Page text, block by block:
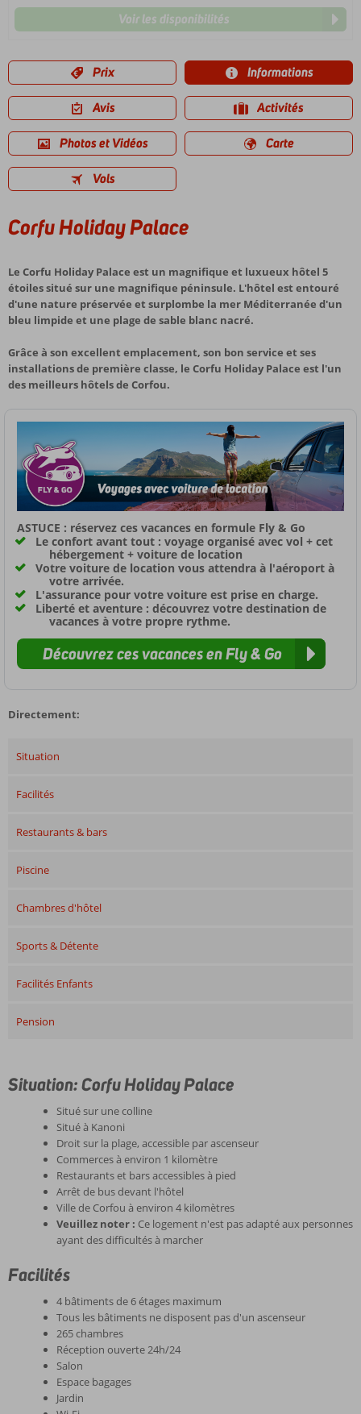
Voir les disponibilités
Prix Informations
Avis Activités
Photos et Vidéos Carte
Vols
Corfu Holiday Palace
Le Corfu Holiday Palace est un magnifique et luxueux hôtel 5
étoiles situé sur une magnifique péninsule. L'hôtel est entouré
d'une nature préservée et surplombe la mer Méditerranée d'un
bleu limpide et une plage de sable blanc nacré.
Grâce à son excellent emplacement, son bon service et ses
installations de première classe, le Corfu Holiday Palace est l'un
des meilleurs hôtels de Corfou.
ASTUCE : réservez ces vacances en formule Fly & Go
Le confort avant tout : voyage organisé avec vol + cet
hébergement + voiture de location
Votre voiture de location vous attendra à l'aéroport à
votre arrivée.
L'assurance pour votre voiture est prise en charge.
Liberté et aventure : découvrez votre destination de
vacances à votre propre rythme.
Découvrez ces vacances en Fly & Go
Directement:
Situation
Facilités
Restaurants & bars
Piscine
Chambres d'hôtel
Sports & Détente
Facilités Enfants
Pension
Situation: Corfu Holiday Palace
Situé sur une colline
Situé à Kanoni
Droit sur la plage, accessible par ascenseur
Commerces à environ 1 kilomètre
Restaurants et bars accessibles à pied
Arrêt de bus devant l'hôtel
Ville de Corfou à environ 4 kilomètres
Veuillez noter : Ce logement n'est pas adapté aux personnes
ayant des difficultés à marcher
Facilités
4 bâtiments de 6 étages maximum
Tous les bâtiments ne disposent pas d'un ascenseur
265 chambres
Réception ouverte 24h/24
Salon
Espace bagages
Jardin